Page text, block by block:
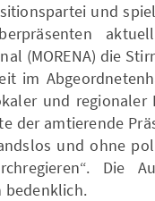
und
(MORENA) die
im
und regionaler
der amtierende
und ohne
Die
bedenklich.